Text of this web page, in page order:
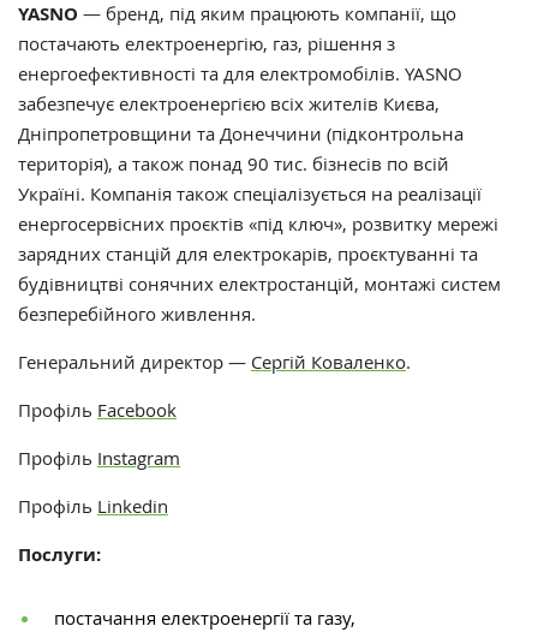
YASNO — бренд, під яким працюють компанії, що
постачають електроенергію, газ, рішення з
енергоефективності та для електромобілів. YASNO
забезпечує електроенергією всіх жителів Києва,
Дніпропетровщини та Донеччини (підконтрольна
територія), а також понад 90 тис. бізнесів по всій
Україні. Компанія також спеціалізується на реалізації
енергосервісних проєктів «під ключ», розвитку мережі
зарядних станцій для електрокарів, проєктуванні та
будівництві сонячних електростанцій, монтажі систем
безперебійного живлення.
Генеральний директор — Сергій Коваленко.
Профіль Facebook
Профіль Instagram
Профіль Linkedin
Послуги:
постачання електроенергії та газу,